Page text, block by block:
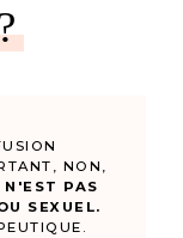
NON,
PAS
SEXUEL.